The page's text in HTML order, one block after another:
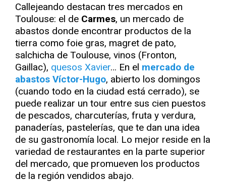
Callejeando destacan tres mercados en
Toulouse: el de Carmes, un mercado de
abastos donde encontrar productos de la
tierra como foie gras, magret de pato,
salchicha de Toulouse, vinos (Fronton,
Gaillac), quesos Xavier… En el mercado de
abastos Víctor-Hugo, abierto los domingos
(cuando todo en la ciudad está cerrado), se
puede realizar un tour entre sus cien puestos
de pescados, charcuterías, fruta y verdura,
panaderías, pastelerías, que te dan una idea
de su gastronomía local. Lo mejor reside en la
variedad de restaurantes en la parte superior
del mercado, que promueven los productos
de la región vendidos abajo.